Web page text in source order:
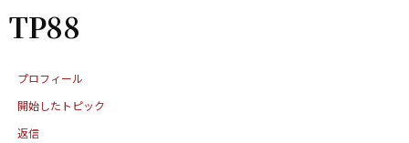
プ
ム
TP88
プロフィール
開始したトピック
返信